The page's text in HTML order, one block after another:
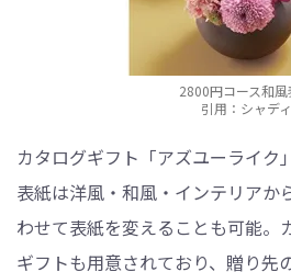
2800円コース和風
引用：シャディ
カタログギフト「アズユーライク
表紙は洋風・和風・インテリアか
わせて表紙を変えることも可能。
ギフトも用意されており、贈り先